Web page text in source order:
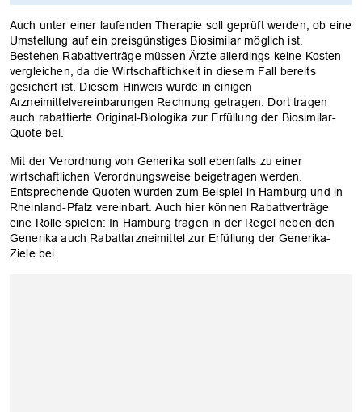
Auch unter einer laufenden Therapie soll geprüft werden, ob eine
Umstellung auf ein preisgünstiges Biosimilar möglich ist.
Bestehen Rabattverträge müssen Ärzte allerdings keine Kosten
vergleichen, da die Wirtschaftlichkeit in diesem Fall bereits
gesichert ist. Diesem Hinweis wurde in einigen
Arzneimittelvereinbarungen Rechnung getragen: Dort tragen
auch rabattierte Original-Biologika zur Erfüllung der Biosimilar-
Quote bei.
Mit der Verordnung von Generika soll ebenfalls zu einer
wirtschaftlichen Verordnungsweise beigetragen werden.
Entsprechende Quoten wurden zum Beispiel in Hamburg und in
Rheinland-Pfalz vereinbart. Auch hier können Rabattverträge
eine Rolle spielen: In Hamburg tragen in der Regel neben den
Generika auch Rabattarzneimittel zur Erfüllung der Generika-
Ziele bei.